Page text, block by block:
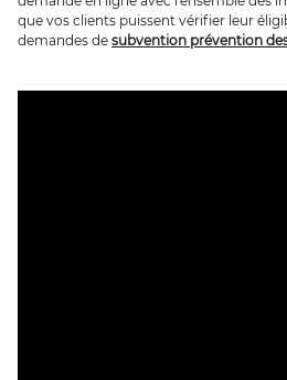
que vos clients puissent vérifier leur
demandes de subvention prévention